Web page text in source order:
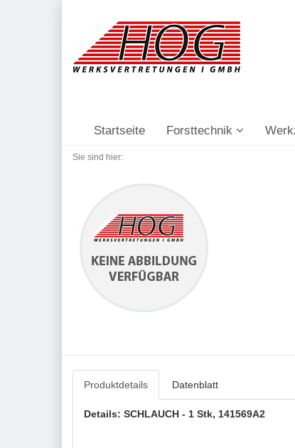
Startseite Forsttechnik
Sie sind hier:
Produktdetails Datenblatt
Details: SCHLAUCH - 1 Stk, 141569A2